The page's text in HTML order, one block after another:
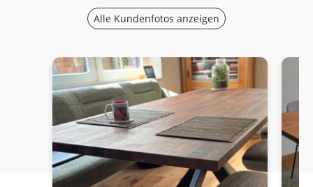
Alle Kundenfotos anzeigen